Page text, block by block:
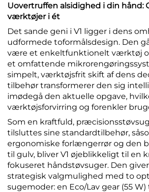
Uovertruffen alsidighed i din hånd:
værktøjer i ét
Det sande geni i V1 ligger i dens
udformede toformålsdesign. Den
være et enkeltfunktionelt værktøj
et omfattende
simpelt, værktøjsfrit skift af dens
tilbehør transformerer den sig
imødegå den aktuelle opgave,
værktøjsforvirring og forenkler
Som en kraftfuld,
tilsluttes sine standardtilbehør,
ergonomiske forlængerrør og den
til gulv, bliver V1 øjeblikkeligt til en
fokuseret håndstøvsuger. Den
strategisk valgmulighed med to
sugemoder: en Eco/Lav gear (55